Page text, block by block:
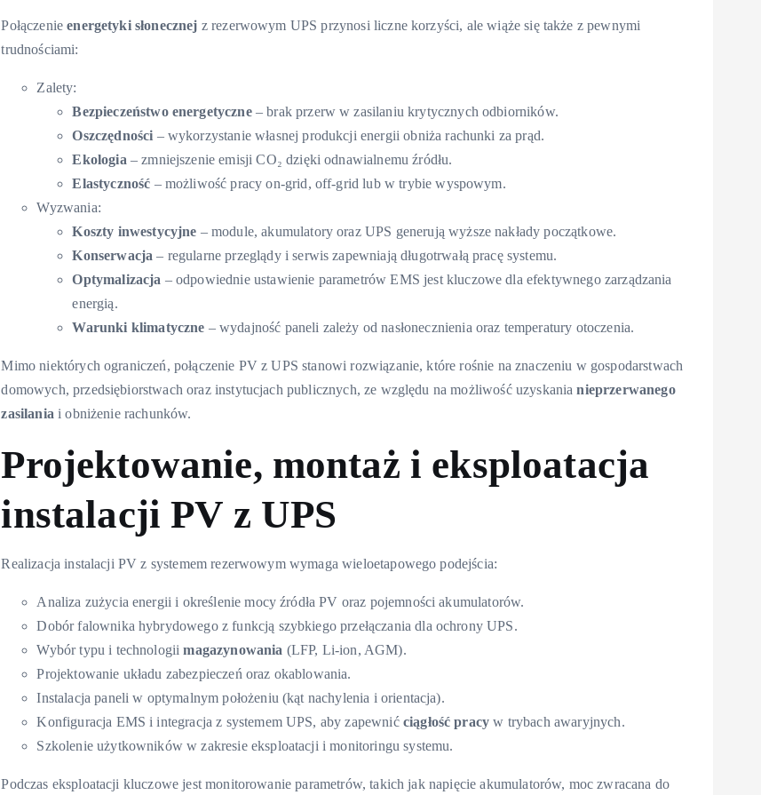
Połączenieenergetyki słonecznej z rezerwowym UPS przynosi liczne korzyści, ale wiąże się także z pewnymi
trudnościami:
Zalety:
Bezpieczeństwo energetyczne– brak przerw w zasilaniu krytycznych odbiorników.
Oszczędności – wykorzystanie własnej produkcji energii obniża rachunki za prąd.
Ekologia – zmniejszenie emisji CO₂ dzięki odnawialnemu źródłu.
Elastyczność – możliwość pracy on-grid, off-grid lub w trybie wyspowym.
Wyzwania:
Koszty inwestycyjne – module, akumulatory oraz UPS generują wyższe nakłady początkowe.
Konserwacja – regularne przeglądy i serwis zapewniają długotrwałą pracę systemu.
Optymalizacja – odpowiednie ustawienie parametrów EMS jest kluczowe dla efektywnego zarządzania
energią.
Warunki klimatyczne – wydajność paneli zależy od nasłonecznienia oraz temperatury otoczenia.
Mimo niektórych ograniczeń, połączenie PV z UPS stanowi rozwiązanie, które rośnie na znaczeniu w gospodarstwach
domowych, przedsiębiorstwach oraz instytucjach publicznych, ze względu na możliwość uzyskanianieprzerwanego
zasilania i obniżenie rachunków.
Projektowanie, montaż i eksploatacja
instalacji PV z UPS
Realizacja instalacji PV z systemem rezerwowym wymaga wieloetapowego podejścia:
Analiza zużycia energii i określenie mocy źródła PV oraz pojemności akumulatorów.
Dobór falownika hybrydowego z funkcją szybkiego przełączania dla ochrony UPS.
Wybór typu i technologiimagazynowania (LFP, Li-ion, AGM).
Projektowanie układu zabezpieczeń oraz okablowania.
Instalacja paneli w optymalnym położeniu (kąt nachylenia i orientacja).
Konfiguracja EMS i integracja z systemem UPS, aby zapewnić ciągłość pracy w trybach awaryjnych.
Szkolenie użytkowników w zakresie eksploatacji i monitoringu systemu.
Podczas eksploatacji kluczowe jest monitorowanie parametrów, takich jak napięcie akumulatorów, moc zwracana do